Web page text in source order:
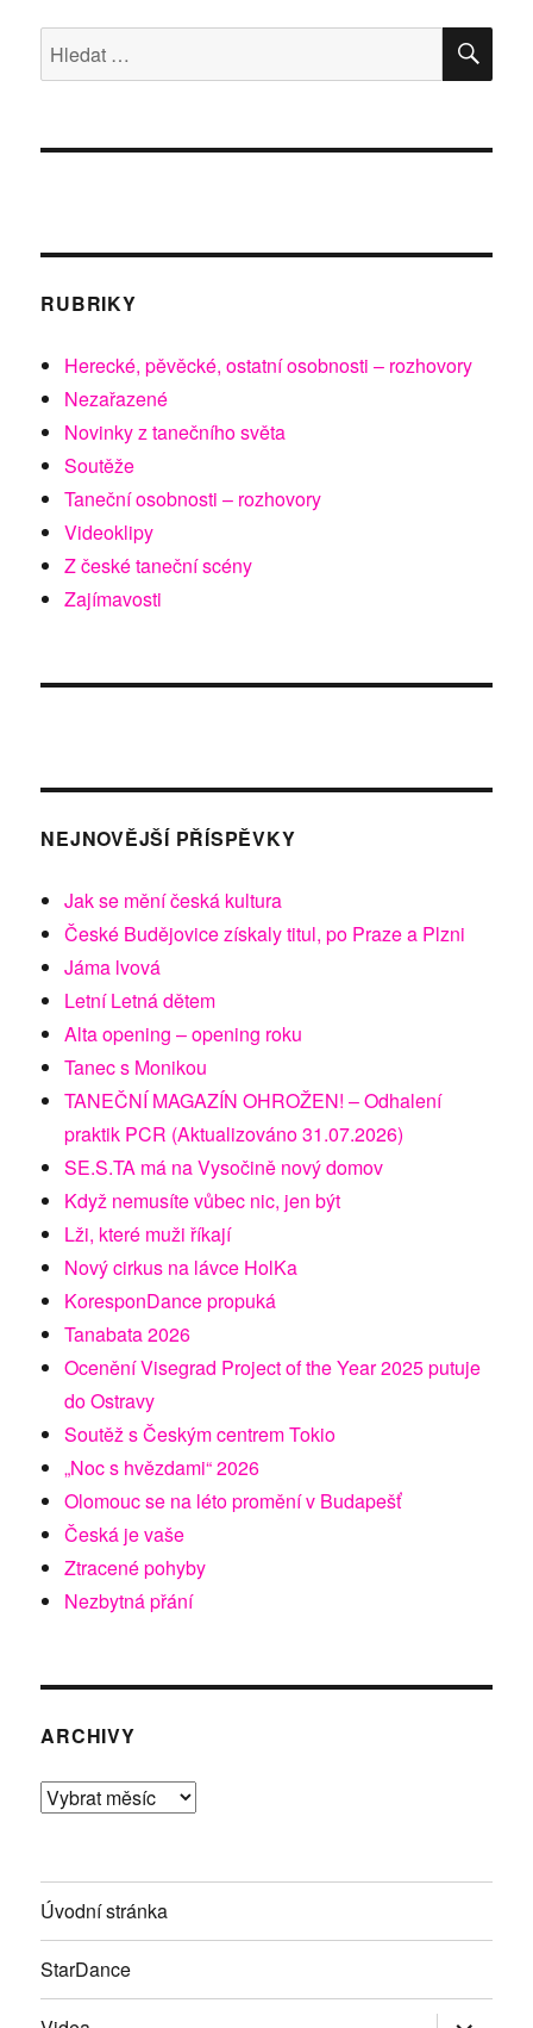
Hledat:
RUBRIKY
Herecké, pěvěcké, ostatní osobnosti – rozhovory
Nezařazené
Novinky z tanečního světa
Soutěže
Taneční osobnosti – rozhovory
Videoklipy
Z české taneční scény
Zajímavosti
NEJNOVĚJŠÍ PŘÍSPĚVKY
Jak se mění česká kultura
České Budějovice získaly titul, po Praze a Plzni
Jáma lvová
Letní Letná dětem
Alta opening – opening roku
Tanec s Monikou
TANEČNÍ MAGAZÍN OHROŽEN! – Odhalení
praktik PCR (Aktualizováno 31.07.2026)
SE.S.TA má na Vysočině nový domov
Když nemusíte vůbec nic, jen být
Lži, které muži říkají
Nový cirkus na lávce HolKa
KoresponDance propuká
Tanabata 2026
Ocenění Visegrad Project of the Year 2025 putuje
do Ostravy
Soutěž s Českým centrem Tokio
„Noc s hvězdami“ 2026
Olomouc se na léto promění v Budapešť
Česká je vaše
Ztracené pohyby
Nezbytná přání
ARCHIVY
Archivy
Úvodní stránka
StarDance
Zobrazit